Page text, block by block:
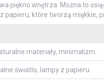
piękno wnętrza. Można to
które tworzą miękkie,
materiały, minimalizm.
światło, lampy z papieru.